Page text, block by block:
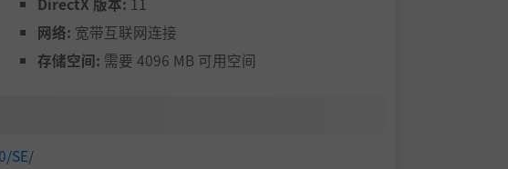
网络: 宽带互联网连接
存储空间: 需要 4096 MB 可用空间
SE/